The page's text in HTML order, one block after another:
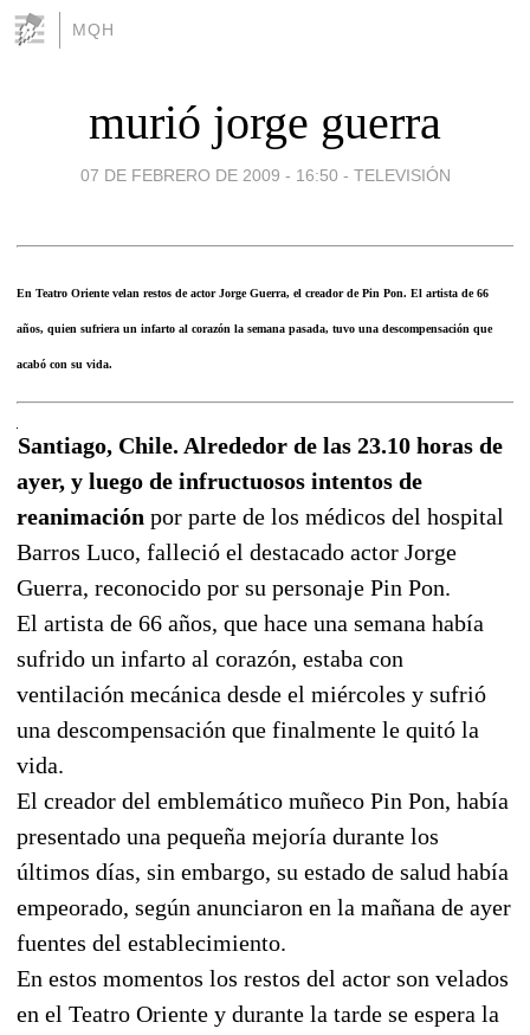
MQH
murió jorge guerra
07 DE FEBRERO DE 2009 - 16:50 - TELEVISIÓN
En Teatro Oriente velan restos de actor Jorge Guerra, el creador de Pin Pon. El artista de 66
años, quien sufriera un infarto al corazón la semana pasada, tuvo una descompensación que
acabó con su vida.
Santiago, Chile. Alrededor de las 23.10 horas de
ayer, y luego de infructuosos intentos de
reanimación por parte de los médicos del hospital
Barros Luco, falleció el destacado actor Jorge
Guerra, reconocido por su personaje Pin Pon.
El artista de 66 años, que hace una semana había
sufrido un infarto al corazón, estaba con
ventilación mecánica desde el miércoles y sufrió
una descompensación que finalmente le quitó la
vida.
El creador del emblemático muñeco Pin Pon, había
presentado una pequeña mejoría durante los
últimos días, sin embargo, su estado de salud había
empeorado, según anunciaron en la mañana de ayer
fuentes del establecimiento.
En estos momentos los restos del actor son velados
en el Teatro Oriente y durante la tarde se espera la